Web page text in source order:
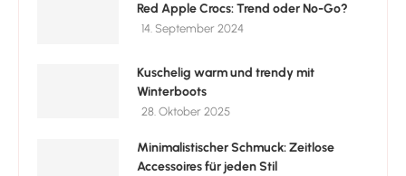
Red Apple Crocs: Trend oder No-Go?
14. September 2024
Kuschelig warm und trendy mit
Winterboots
28. Oktober 2025
Minimalistischer Schmuck: Zeitlose
Accessoires für jeden Stil